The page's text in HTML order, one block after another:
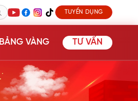
TUYỂN DỤNG
BẢNG VÀNG TƯ VẤN